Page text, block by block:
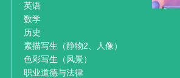
英语
数学
历史
素描写生（静物2、人像）
色彩写生（风景）
职业道德与法律